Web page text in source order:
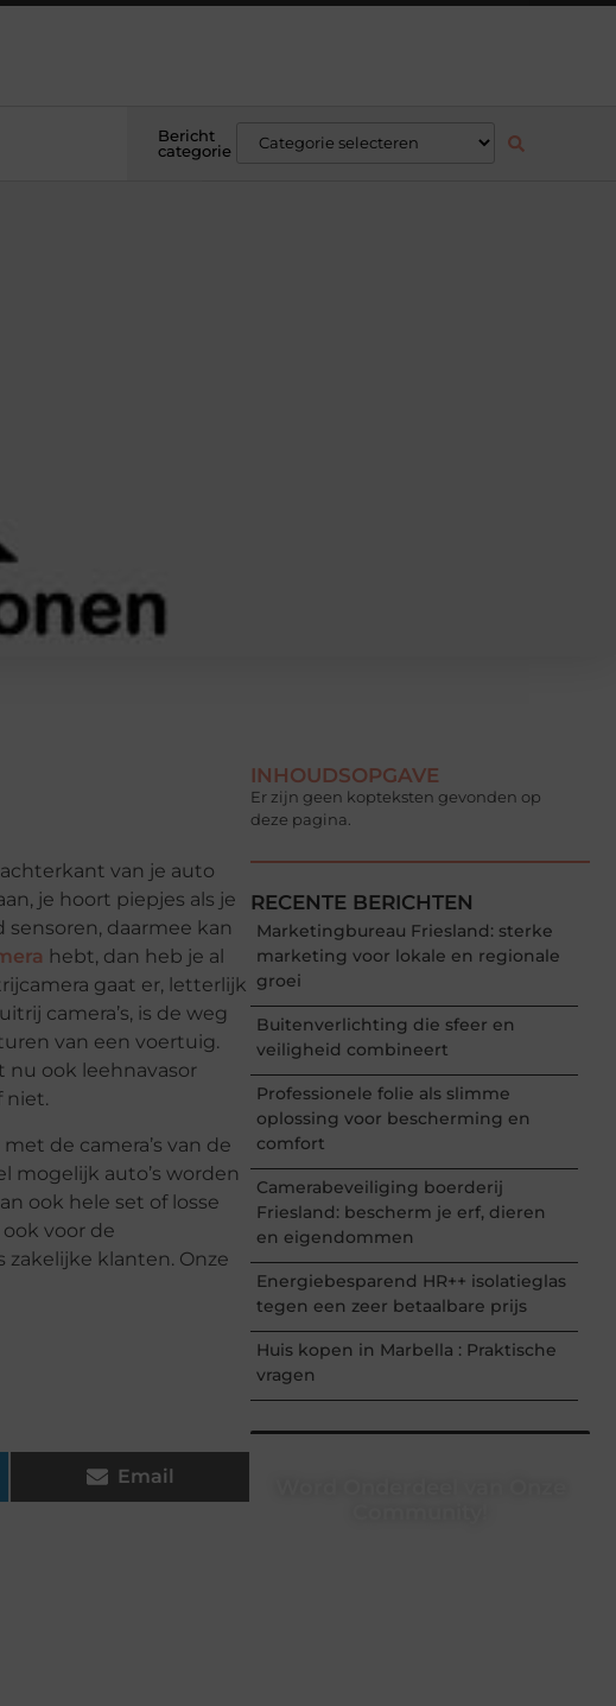
Bericht
categorie
van je auto
je hoort piepjes als je
daarmee kan
hebt, dan heb je al
gaat er, letterlijk
camera’s, is de weg
van een voertuig.
nu ook leehnavasor
niet.
de camera’s van de
mogelijk auto’s worden
ook hele set of losse
voor de
klanten. Onze
Email
INHOUDSOPGAVE
Er zijn geen kopteksten gevonden op
deze pagina.
RECENTE BERICHTEN
Marketingbureau Friesland: sterke
marketing voor lokale en regionale
groei
Buitenverlichting die sfeer en
veiligheid combineert
Professionele folie als slimme
oplossing voor bescherming en
comfort
Camerabeveiliging boerderij
Friesland: bescherm je erf, dieren
en eigendommen
Energiebesparend HR++ isolatieglas
tegen een zeer betaalbare prijs
Huis kopen in Marbella : Praktische
vragen